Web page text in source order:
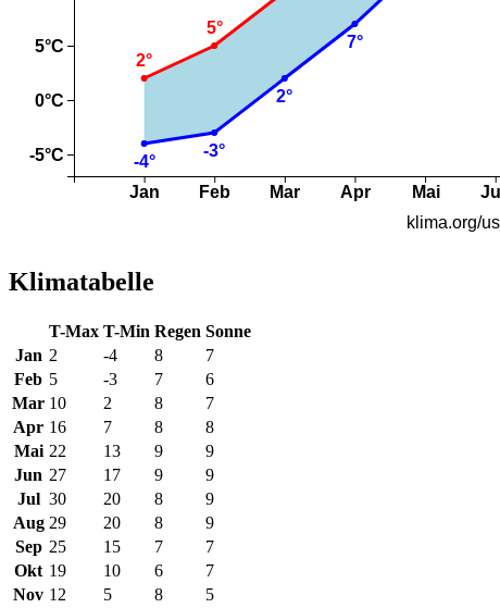
Klimatabelle
T-Max T-Min Regen Sonne
Jan 2 -4 8
7
Feb 5 -3 7
6
Mar 10 2 8
7
Apr 16 7 8
8
Mai 22 13 9
9
Jun 27 17 9
9
Jul 30 20 8
9
Aug 29 20 8
9
Sep 25 15 7
7
Okt 19 10 6
7
Nov 12 5 8
5